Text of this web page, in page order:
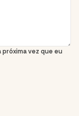
próxima vez que eu